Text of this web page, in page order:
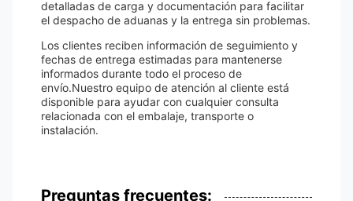
detalladas de carga y documentación para facilitar
el despacho de aduanas y la entrega sin problemas.
Los clientes reciben información de seguimiento y
fechas de entrega estimadas para mantenerse
informados durante todo el proceso de
envío.Nuestro equipo de atención al cliente está
disponible para ayudar con cualquier consulta
relacionada con el embalaje, transporte o
instalación.
Preguntas frecuentes: